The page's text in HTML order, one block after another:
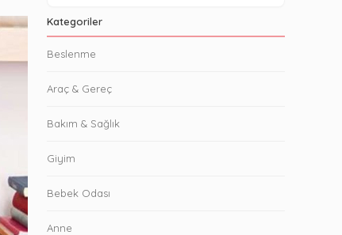
Kategoriler
Beslenme
Araç & Gereç
Bakım & Sağlık
Giyim
Bebek Odası
Anne